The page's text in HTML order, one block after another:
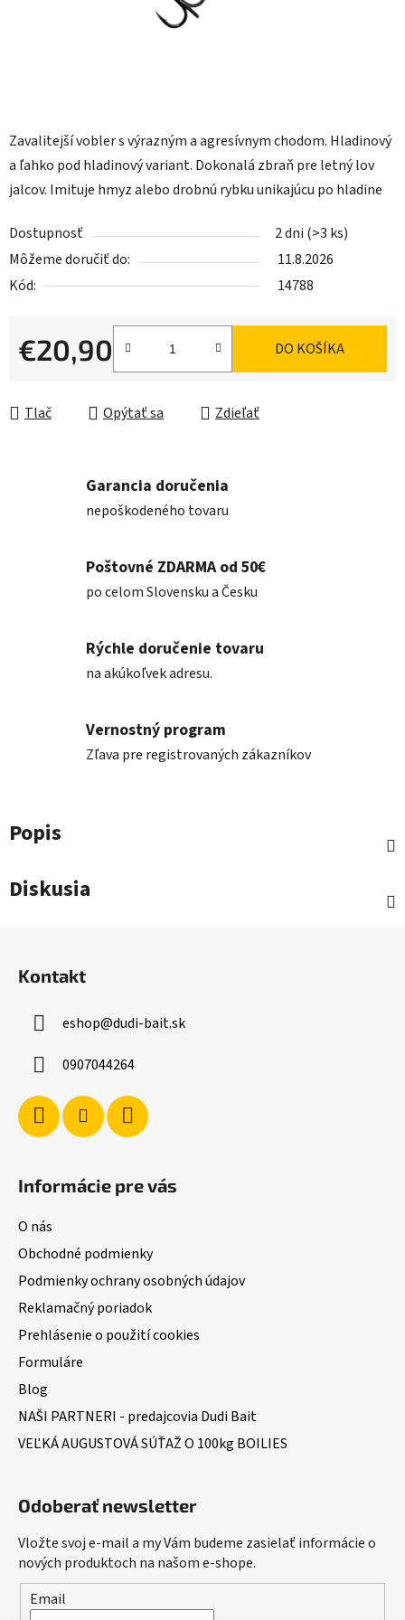
Zavalitejší vobler s výrazným a agresívnym chodom. Hladinový
a ľahko pod hladinový variant. Dokonalá zbraň pre letný lov
jalcov. Imituje hmyz alebo drobnú rybku unikajúcu po hladine
Dostupnosť 2 dni (>3 ks)
Môžeme doručiť do:
11.8.2026
Kód:
14788
€20,90
Jednotková cena:
DO KOŠÍKA
Tlač Opýtať sa Zdieľať
Garancia doručenia
nepoškodeného tovaru
Poštovné ZDARMA od 50€
po celom Slovensku a Česku
Rýchle doručenie tovaru
na akúkoľvek adresu.
Vernostný program
Zľava pre registrovaných zákazníkov
Popis
Diskusia
Kontakt
eshop@dudi-bait.sk
0907044264
Informácie pre vás
O nás
Obchodné podmienky
Podmienky ochrany osobných údajov
Reklamačný poriadok
Prehlásenie o použití cookies
Formuláre
Blog
NAŠI PARTNERI - predajcovia Dudi Bait
VEĽKÁ AUGUSTOVÁ SÚŤAŽ O 100kg BOILIES
Odoberať newsletter
Vložte svoj e-mail a my Vám budeme zasielať informácie o
nových produktoch na našom e-shope.
Email